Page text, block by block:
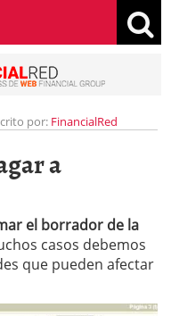
por: FinancialRed
a
el borrador de la
casos debemos
que pueden afectar